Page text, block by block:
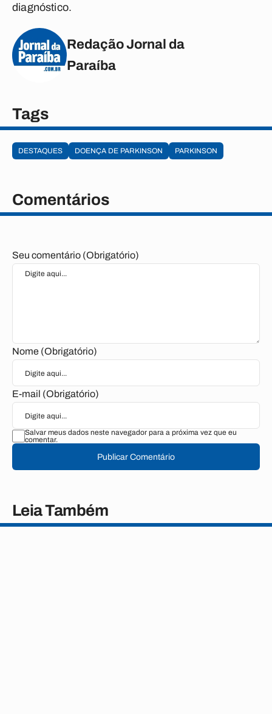
diagnóstico.
Redação Jornal da
Paraíba
Tags
DESTAQUES DOENÇA DE PARKINSON PARKINSON
Comentários
Seu comentário (Obrigatório)
Nome (Obrigatório)
E-mail (Obrigatório)
Salvar meus dados neste navegador para a próxima vez que eu
comentar.
Publicar Comentário
Leia Também